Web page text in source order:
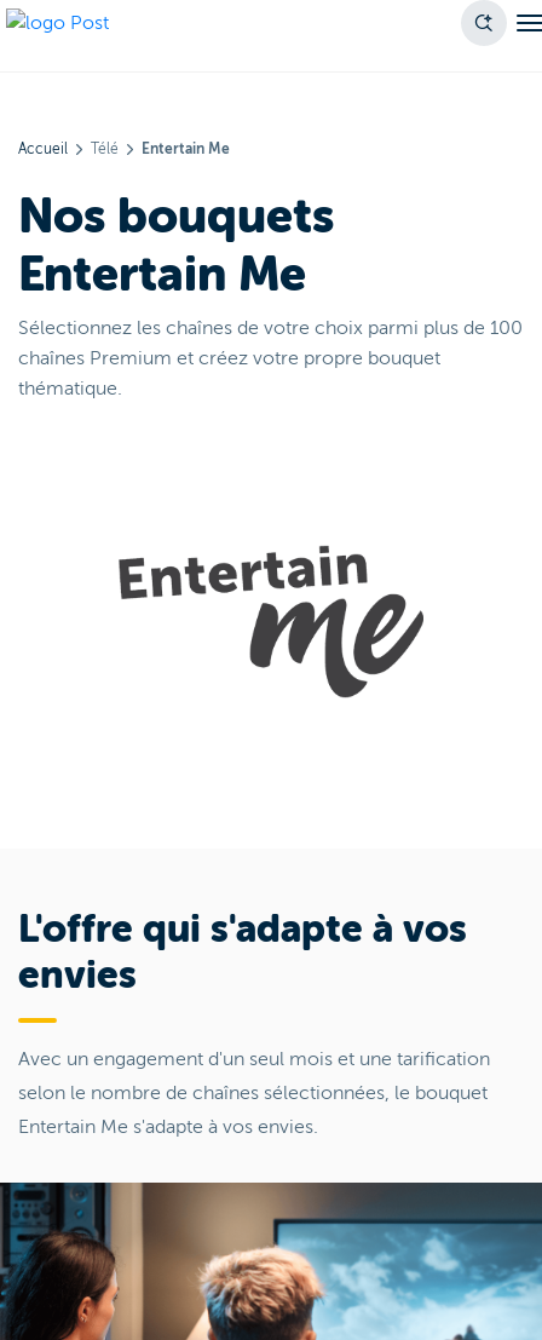
Accueil Télé Entertain Me
Nos bouquets
Entertain Me
Sélectionnez les chaînes de votre choix parmi plus de 100
chaînes Premium et créez votre propre bouquet
thématique.
L'offre qui s'adapte à vos
envies
Avec un engagement d'un seul mois et une tarification
selon le nombre de chaînes sélectionnées, le bouquet
Entertain Me s'adapte à vos envies.